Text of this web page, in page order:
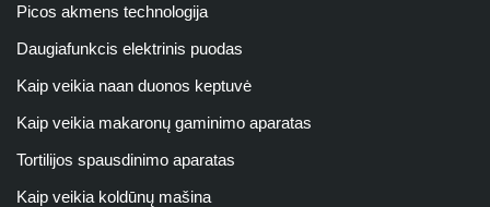
Picos akmens technologija
Daugiafunkcis elektrinis puodas
Kaip veikia naan duonos keptuvė
Kaip veikia makaronų gaminimo aparatas
Tortilijos spausdinimo aparatas
Kaip veikia koldūnų mašina